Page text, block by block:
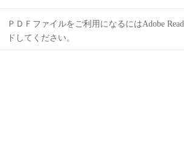
ＰＤＦファイルをご利用になるにはAdobe
ドしてください。